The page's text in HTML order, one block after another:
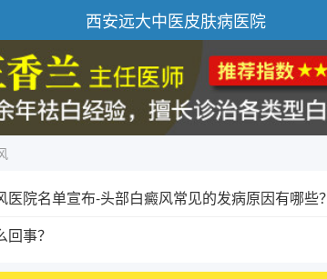
西安远大中医皮肤病医院
院名单宣布-头部白癜风常见的发病原因有哪些？
事？